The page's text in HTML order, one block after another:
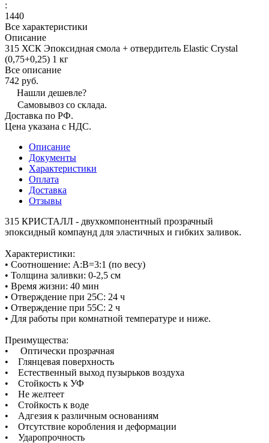
:
1440
Все характеристики
Описание
315 ХСК Эпоксидная смола + отвердитель Elastic Crystal
(0,75+0,25) 1 кг
Все описание
742 руб.
Нашли дешевле?
Самовывоз со склада.
Доставка по РФ.
Цена указана с НДС.
Описание
Документы
Характеристики
Оплата
Доставка
Отзывы
315 КРИСТАЛЛ - двухкомпонентный прозрачный
эпоксидный компаунд для эластичных и гибких заливок.
Характеристики:
• Соотношение: А:В=3:1 (по весу)
• Толщина заливки: 0-2,5 см
• Время жизни: 40 мин
• Отверждение при 25С: 24 ч
• Отверждение при 55С: 2 ч
• Для работы при комнатной температуре и ниже.
Преимущества:
• Оптически прозрачная
• Глянцевая поверхность
• Естественный выход пузырьков воздуха
• Стойкость к УФ
• Не желтеет
• Стойкость к воде
• Адгезия к различным основаниям
• Отсутствие коробления и деформации
• Ударопрочность